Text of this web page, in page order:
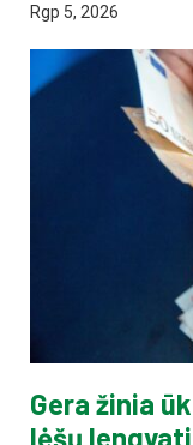
Rgp 5, 2026
Gera žinia
lėšų